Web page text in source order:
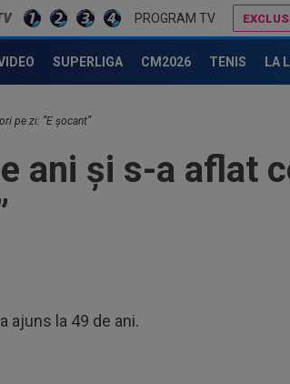
PROGRAM TV
SUPERLIGA CM2026 TENIS LA
pe zi: ”E șocant”
ani și s-a aflat
ajuns la 49 de ani.